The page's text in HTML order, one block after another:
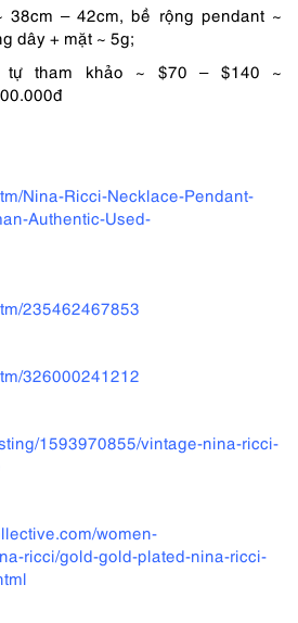
38cm – 42cm, bề rộng pendant ~
dây + mặt ~ 5g;
tự tham khảo ~ $70 – $140 ~
Nina-Ricci-Necklace-Pendant-
Authentic-Used-
235462467853
326000241212
1593970855/vintage-nina-ricci-
women-
ricci/gold-gold-plated-nina-ricci-